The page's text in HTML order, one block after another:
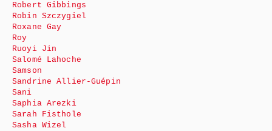
Robert Gibbings
Robin Szczygiel
Roxane Gay
Roy
Ruoyi Jin
Salomé Lahoche
Samson
Sandrine Allier-Guépin
Sani
Saphia Arezki
Sarah Fisthole
Sasha Wizel